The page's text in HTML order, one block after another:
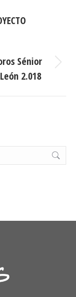
Sénior
2.018